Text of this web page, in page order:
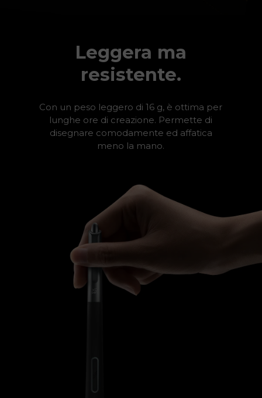
Leggera ma
resistente.
Con un peso leggero di 16 g, è ottima per
lunghe ore di creazione. Permette di
disegnare comodamente ed affatica
meno la mano.